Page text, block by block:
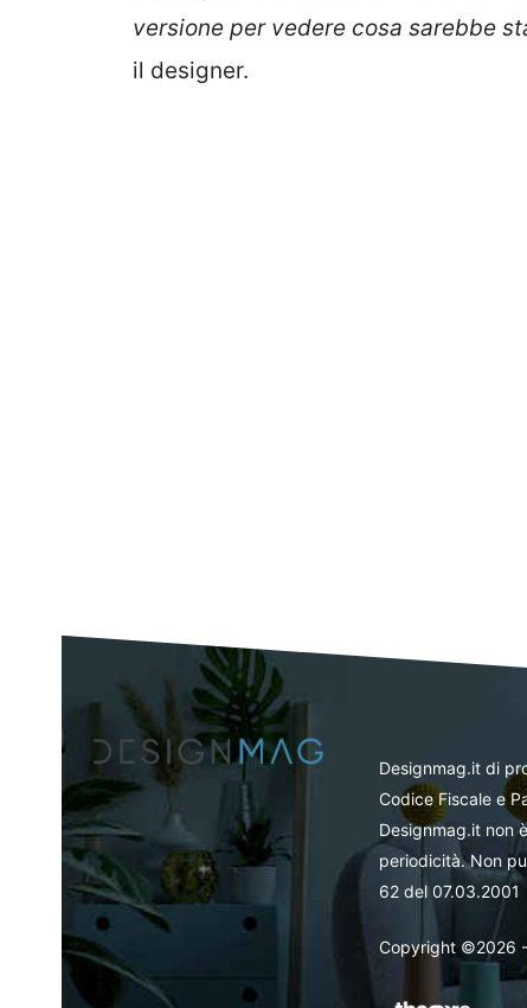
versione per vedere cosa sarebbe
il designer.
Designmag.it di
Codice Fiscale e
Designmag.it non
periodicità. Non
62 del 07.03.2001
Copyright ©2026